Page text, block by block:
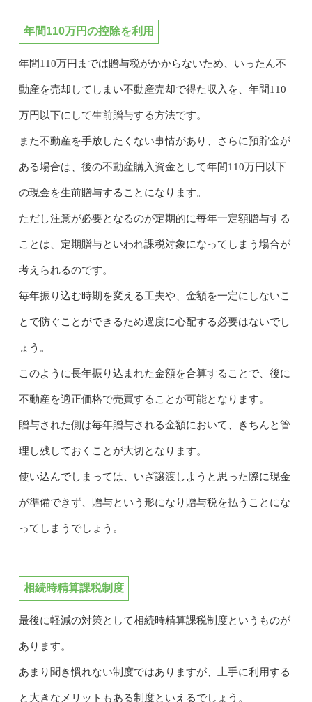
年間110万円の控除を利用
年間110万円までは贈与税がかからないため、いったん不
動産を売却してしまい不動産売却で得た収入を、年間110
万円以下にして生前贈与する方法です。
また不動産を手放したくない事情があり、さらに預貯金が
ある場合は、後の不動産購入資金として年間110万円以下
の現金を生前贈与することになります。
ただし注意が必要となるのが定期的に毎年一定額贈与する
ことは、定期贈与といわれ課税対象になってしまう場合が
考えられるのです。
毎年振り込む時期を変える工夫や、金額を一定にしないこ
とで防ぐことができるため過度に心配する必要はないでし
ょう。
このように長年振り込まれた金額を合算することで、後に
不動産を適正価格で売買することが可能となります。
贈与された側は毎年贈与される金額において、きちんと管
理し残しておくことが大切となります。
使い込んでしまっては、いざ譲渡しようと思った際に現金
が準備できず、贈与という形になり贈与税を払うことにな
ってしまうでしょう。
相続時精算課税制度
最後に軽減の対策として相続時精算課税制度というものが
あります。
あまり聞き慣れない制度ではありますが、上手に利用する
と大きなメリットもある制度といえるでしょう。